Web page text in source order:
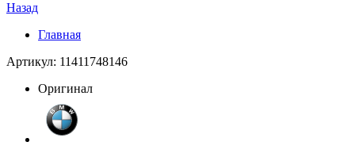
Назад
Главная
Артикул: 11411748146
Оригинал